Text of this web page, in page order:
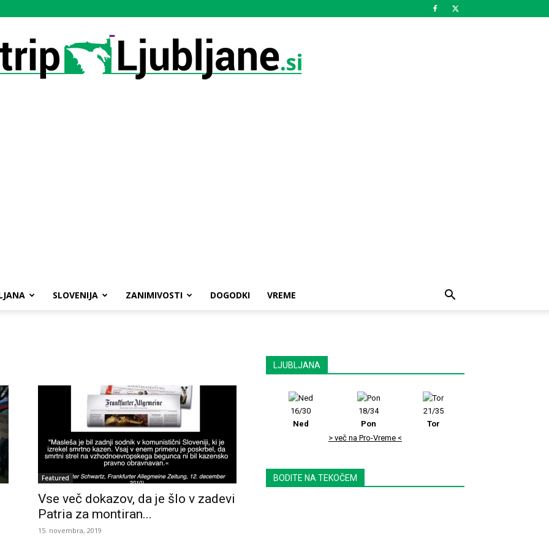
SLOVENIJA ZANIMIVOSTI DOGODKI VREME
Featured
Vse več dokazov, da je šlo v zadevi
Patria za montiran...
15. novembra, 2019
LJUBLJANA
16/30
Ned
18/34
Pon
21/35
Tor
> več na Pro-Vreme <
BODITE NA TEKOČEM